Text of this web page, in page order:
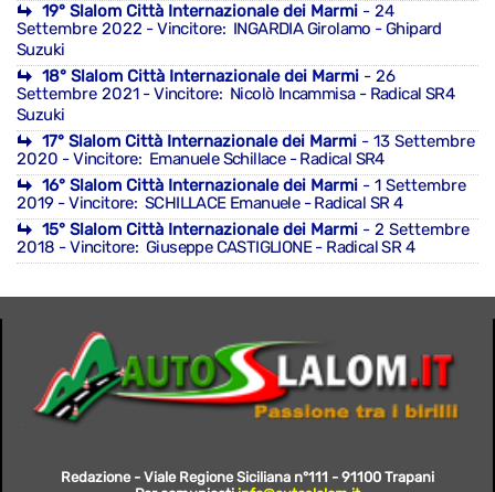
19° Slalom Città Internazionale dei Marmi - 24
Settembre 2022 - Vincitore: INGARDIA Girolamo - Ghipard
Suzuki
18° Slalom Città Internazionale dei Marmi - 26
Settembre 2021 - Vincitore: Nicolò Incammisa - Radical SR4
Suzuki
17° Slalom Città Internazionale dei Marmi - 13 Settembre
2020 - Vincitore: Emanuele Schillace - Radical SR4
16° Slalom Città Internazionale dei Marmi - 1 Settembre
2019 - Vincitore: SCHILLACE Emanuele - Radical SR 4
15° Slalom Città Internazionale dei Marmi - 2 Settembre
2018 - Vincitore: Giuseppe CASTIGLIONE - Radical SR 4
Redazione - Viale Regione Siciliana n°111 - 91100 Trapani